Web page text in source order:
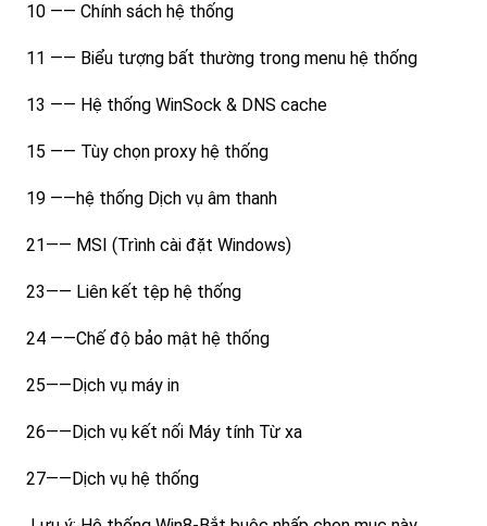
10 —— Chính sách hệ thống
11 —— Biểu tượng bất thường trong menu hệ thống
13 —— Hệ thống WinSock & DNS cache
15 —— Tùy chọn proxy hệ thống
19 ——hệ thống Dịch vụ âm thanh
21—— MSI (Trình cài đặt Windows)
23—— Liên kết tệp hệ thống
24 ——Chế độ bảo mật hệ thống
25——Dịch vụ máy in
26——Dịch vụ kết nối Máy tính Từ xa
27——Dịch vụ hệ thống